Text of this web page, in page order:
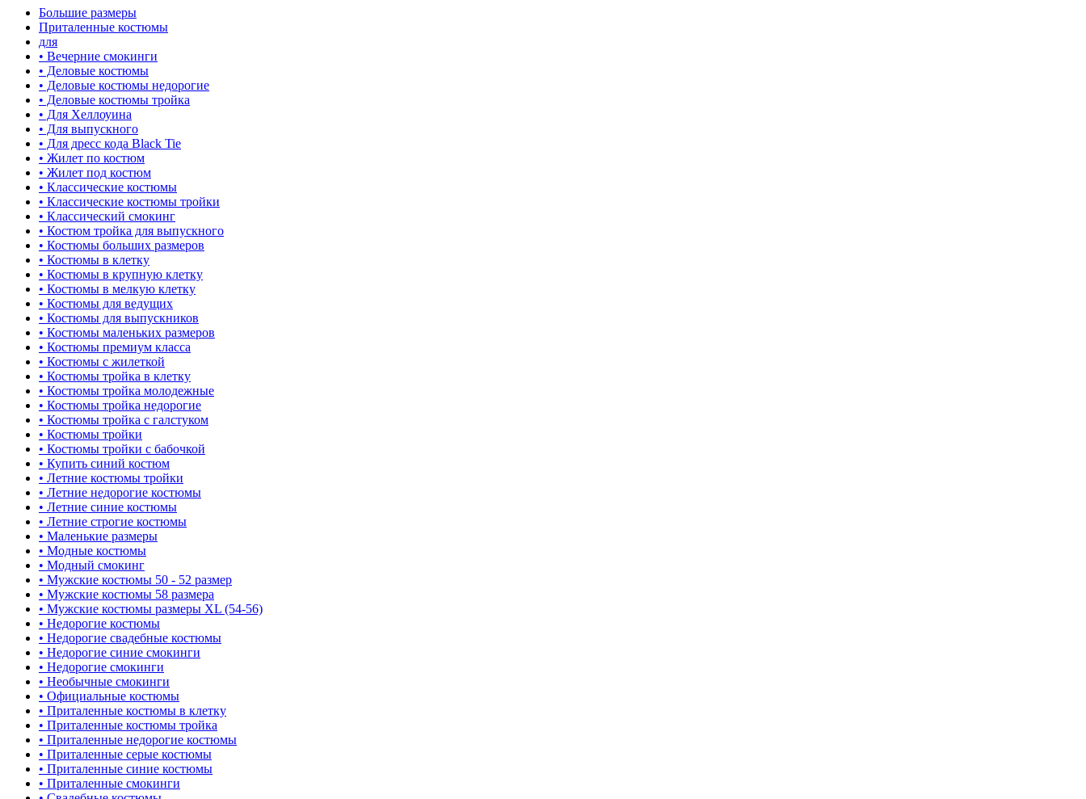
Большие размеры
Приталенные костюмы
для
• Вечерние смокинги
• Деловые костюмы
• Деловые костюмы недорогие
• Деловые костюмы тройка
• Для Хеллоуина
• Для выпускного
• Для дресс кода Black Tie
• Жилет по костюм
• Жилет под костюм
• Классические костюмы
• Классические костюмы тройки
• Классический смокинг
• Костюм тройка для выпускного
• Костюмы больших размеров
• Костюмы в клетку
• Костюмы в крупную клетку
• Костюмы в мелкую клетку
• Костюмы для ведущих
• Костюмы для выпускников
• Костюмы маленьких размеров
• Костюмы премиум класса
• Костюмы с жилеткой
• Костюмы тройка в клетку
• Костюмы тройка молодежные
• Костюмы тройка недорогие
• Костюмы тройка с галстуком
• Костюмы тройки
• Костюмы тройки с бабочкой
• Купить синий костюм
• Летние костюмы тройки
• Летние недорогие костюмы
• Летние синие костюмы
• Летние строгие костюмы
• Маленькие размеры
• Модные костюмы
• Модный смокинг
• Мужские костюмы 50 - 52 размер
• Мужские костюмы 58 размера
• Мужские костюмы размеры XL (54-56)
• Недорогие костюмы
• Недорогие свадебные костюмы
• Недорогие синие смокинги
• Недорогие смокинги
• Необычные смокинги
• Официальные костюмы
• Приталенные костюмы в клетку
• Приталенные костюмы тройка
• Приталенные недорогие костюмы
• Приталенные серые костюмы
• Приталенные синие костюмы
• Приталенные смокинги